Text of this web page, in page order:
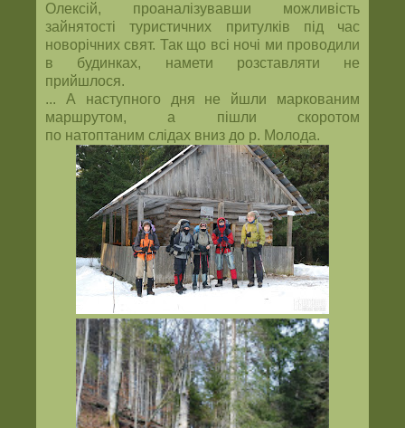
Олексій, проаналізувавши можливість
зайнятості туристичних притулків під час
новорічних свят. Так що всі ночі ми проводили
в будинках, намети розставляти не
прийшлося.
... А наступного дня не йшли маркованим
маршрутом, а пішли скоротом
по натоптаним слідах вниз до р. Молода.